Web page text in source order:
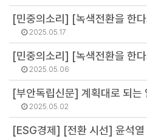
2025.05.17
2025.05.06
2025.05.02